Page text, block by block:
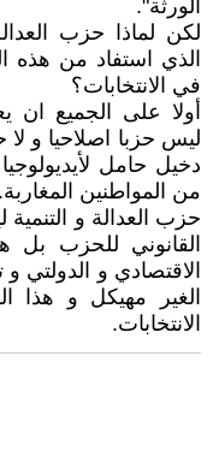
الورثة".
لكن لماذا حزب
الذي استفاد من هذه
في الانتخابات؟
أولا على الجميع ان
ليس حزبا اصلاحيا و لا
دخيل حامل
من المواطنين المغاربة.
حزب العدالة و
القانوني للحزب بل
الاقتصادي و
الغير مهيكل و هذا
الانتخابات.